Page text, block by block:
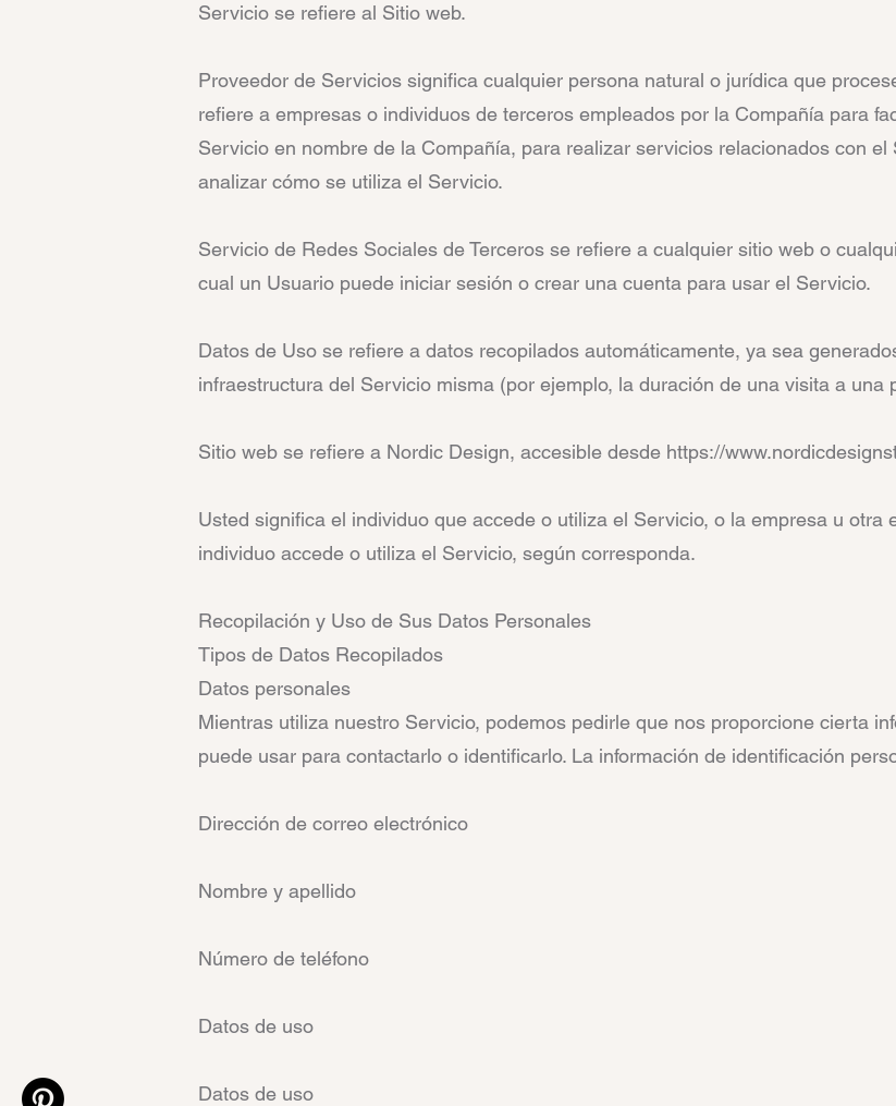
Servicio se refiere al Sitio web.
Proveedor de Servicios significa cualquier persona natural o jurídica que
refiere a empresas o individuos de terceros empleados por la Compañía para
Servicio en nombre de la Compañía, para realizar servicios relacionados con
analizar cómo se utiliza el Servicio.
Servicio de Redes Sociales de Terceros se refiere a cualquier sitio web o
cual un Usuario puede iniciar sesión o crear una cuenta para usar el Servicio.
Datos de Uso se refiere a datos recopilados automáticamente, ya sea
infraestructura del Servicio misma (por ejemplo, la duración de una visita a una
Sitio web se refiere a Nordic Design, accesible desde https://
Usted significa el individuo que accede o utiliza el Servicio, o la empresa u otra
individuo accede o utiliza el Servicio, según corresponda.
Recopilación y Uso de Sus Datos Personales
Tipos de Datos Recopilados
Datos personales
Mientras utiliza nuestro Servicio, podemos pedirle que nos proporcione cierta
puede usar para contactarlo o identificarlo. La información de identificación
Dirección de correo electrónico
Nombre y apellido
Número de teléfono
Datos de uso
Datos de uso